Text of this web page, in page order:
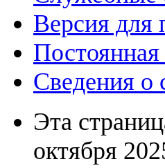
Версия для
Постоянная
Сведения о
Эта
октября